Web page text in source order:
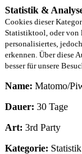
Statistik &
Cookies dieser
Statistiktool, oder von
personalisiertes,
erkennen. Über diese
besser für unsere
Name: Matomo/
Dauer: 30 Tage
Art: 3rd Party
Kategorie: Statistik